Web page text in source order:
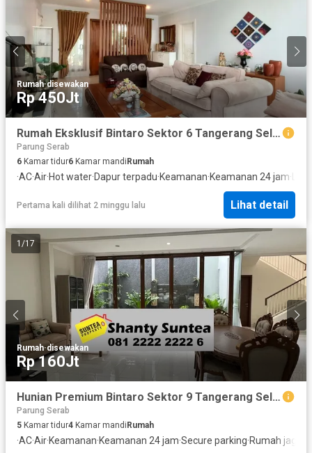
Rumah·disewakan
Rp 450Jt
Rumah Eksklusif Bintaro Sektor 6 Tangerang Selatan – Luas 360M², Furnished, Strategis & Nyaman 1080Im
Parung Serab
6 Kamar tidur6 Kamar mandiRumah
·AC·Air·Hot water·Dapur terpadu·Keamanan·Keamanan 24 jam·
Pertama kali dilihat 2 minggu lalu Lihat detail
1 /17
Rumah·disewakan
Rp 160Jt
Hunian Premium Bintaro Sektor 9 Tangerang Selatan – Luas, Nyaman, Lokasi Strategis! 1084im
Parung Serab
5 Kamar tidur4 Kamar mandi Rumah
·AC·Air·Keamanan·Keamanan 24 jam·Secure parking·Rumah jaga